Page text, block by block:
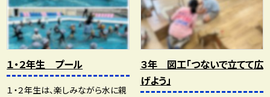
１・２年生 プール
１・２年生は、楽しみながら水に親
３年 図工「つないで立てて広
げよう」